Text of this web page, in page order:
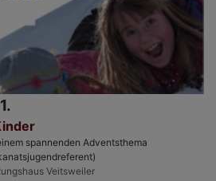
spannenden Adventsthema
Veitsweiler